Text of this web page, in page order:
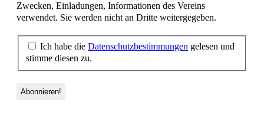
Zwecken, Einladungen, Informationen des Vereins
verwendet. Sie werden nicht an Dritte weitergegeben.
Ich habe die Datenschutzbestimmungen gelesen und
stimme diesen zu.